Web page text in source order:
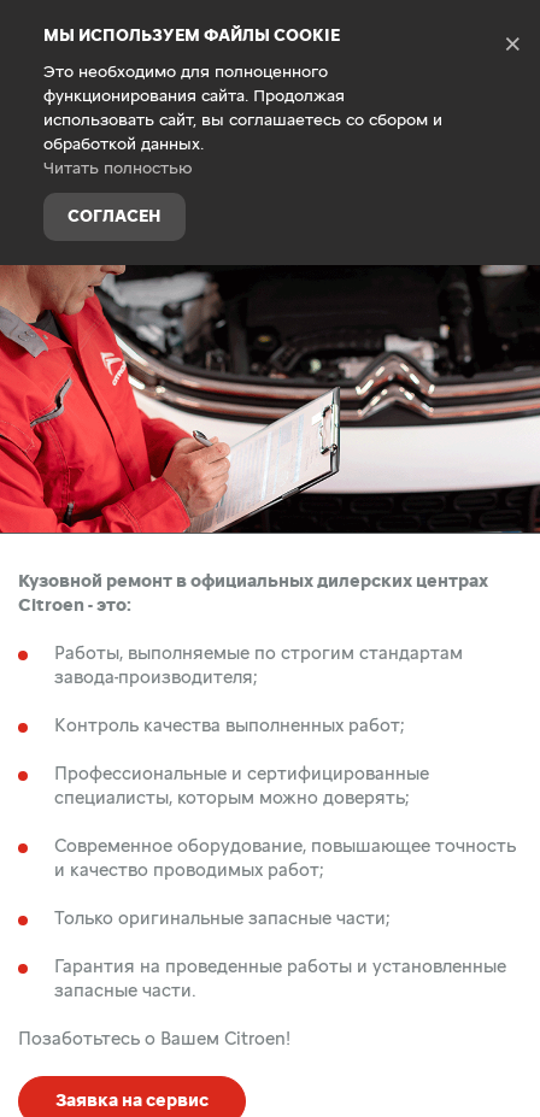
МЫ ИСПОЛЬЗУЕМ ФАЙЛЫ COOKIE
Это необходимо для полноценного
функционирования сайта. Продолжая
использовать сайт, вы соглашаетесь со сбором и
обработкой данных.
Читать полностью
СОГЛАСЕН
×
Главная Техническое обслуживание
Кузовной ремонт в официальных дилерских центраx
Citroen - это:
Работы, выполняемые по строгим стандартам
завода-производителя;
Контроль качества выполненных работ;
Профессиональные и сертифицированные
специалисты, которым можно доверять;
Современное оборудование, повышающее точность
и качество проводимых работ;
Только оригинальные запасные части;
Гарантия на проведенные работы и установленные
запасные части.
Позаботьтесь о Вашем Citroen!
Заявка на сервис